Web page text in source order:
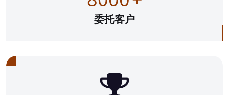
委托客户